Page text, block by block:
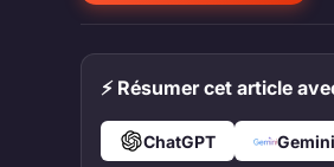
⚡ Résumer cet article
ChatGPT Gemini